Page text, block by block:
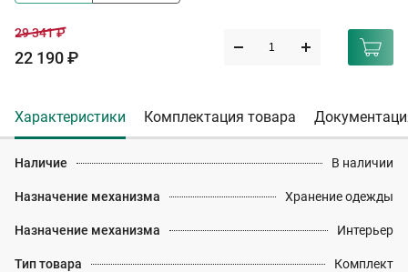
29 341 ₽
22 190 ₽
Характеристики Комплектация товара
Наличие В наличии
Назначение механизма Хранение одежды
Назначение механизма Интерьер
Тип товара Комплект